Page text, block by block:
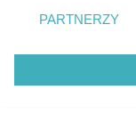
zmienić/wycofać
znajdujący się w
rodzaje
użytkownika, ale
przetwarzaniu.
PARTNERZY